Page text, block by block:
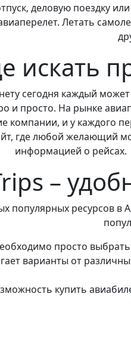
деловую поездку
Летать
искать
сегодня каждый
и просто. На рынке
компании, и у каждого
где любой желающий
информацией о рейсах.
–
популярных ресурсов в
просто
варианты от
купить